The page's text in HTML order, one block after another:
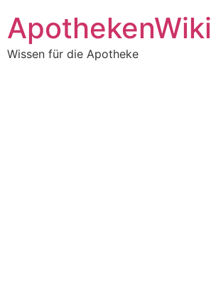
ApothekenWiki
Wissen für die Apotheke